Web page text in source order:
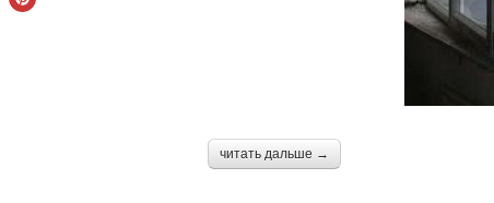
читать дальше →